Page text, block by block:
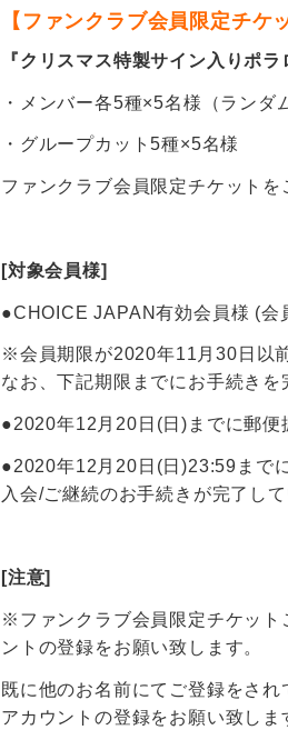
【ファンクラブ会員限定チケ
『クリスマス特製サイン入りポラ
・メンバー各5種×5名様（ランダ
・グループカット5種×5名様
ファンクラブ会員限定チケット
[対象会員様]
●CHOICE JAPAN有効会員様 (
※会員期限が2020年11月30日以
なお、下記期限までにお手続きを
●2020年12月20日(日)までに郵便
●2020年12月20日(日)23:59まで
入会/ご継続のお手続きが完了し
[注意]
※ファンクラブ会員限定チケット
ントの登録をお願い致します。
既に他のお名前にてご登録をさ
アカウントの登録をお願い致しま